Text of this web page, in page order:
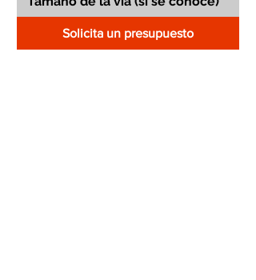
Solicita un presupuesto